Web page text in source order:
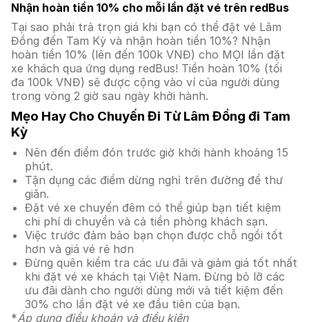
Nhận hoàn tiền 10% cho mỗi lần đặt vé trên redBus
Tại sao phải trả trọn giá khi bạn có thể đặt vé Lâm
Đồng đến Tam Kỳ và nhận hoàn tiền 10%? Nhận
hoàn tiền 10% (lên đến 100k VNĐ) cho MỌI lần đặt
xe khách qua ứng dụng redBus! Tiền hoàn 10% (tối
đa 100k VNĐ) sẽ được cộng vào ví của người dùng
trong vòng 2 giờ sau ngày khởi hành.
Mẹo Hay Cho Chuyến Đi Từ Lâm Đồng đi Tam
Kỳ
Nên đến điểm đón trước giờ khởi hành khoảng 15
phút.
Tận dụng các điểm dừng nghỉ trên đường để thư
giãn.
Đặt vé xe chuyến đêm có thể giúp bạn tiết kiệm
chi phí di chuyển và cả tiền phòng khách sạn.
Việc trước đảm bảo bạn chọn được chỗ ngồi tốt
hơn và giá vé rẻ hơn
Đừng quên kiểm tra các ưu đãi và giảm giá tốt nhất
khi đặt vé xe khách tại Việt Nam. Đừng bỏ lỡ các
ưu đãi dành cho người dùng mới và tiết kiệm đến
30% cho lần đặt vé xe đầu tiên của bạn.
*Áp dụng điều khoản và điều kiện